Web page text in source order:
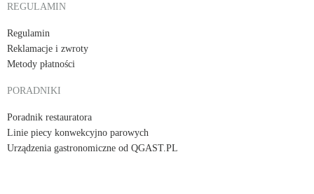
REGULAMIN
Regulamin
Reklamacje i zwroty
Metody płatności
PORADNIKI
Poradnik restauratora
Linie piecy konwekcyjno parowych
Urządzenia gastronomiczne od QGAST.PL